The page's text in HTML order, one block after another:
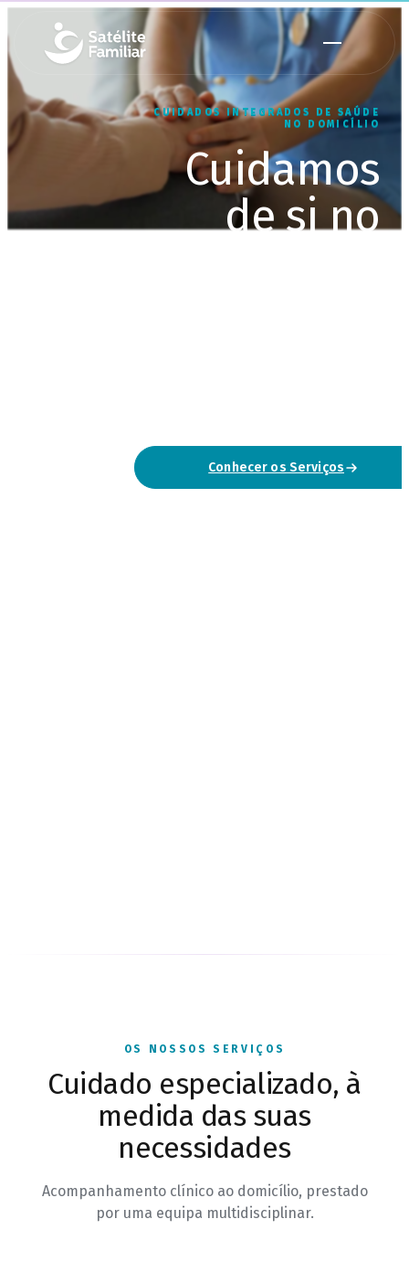
CUIDADOS INTEGRADOS DE SAÚDE
NO DOMICÍLIO
Cuidamos
de si no
Conhecer os Serviços
OS NOSSOS SERVIÇOS
Cuidado especializado, à
medida das suas
necessidades
Acompanhamento clínico ao domicílio, prestado
por uma equipa multidisciplinar.